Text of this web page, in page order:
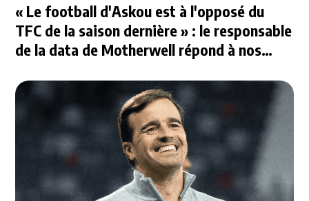
« Le football d'Askou est à l'opposé du
TFC de la saison dernière » : le responsable
de la data de Motherwell répond à nos